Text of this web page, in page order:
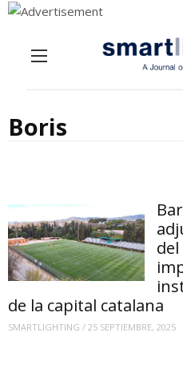
Boris
de la capital catalana
SMARTLIGHTING / 25 SEPTIEMBRE, 2025